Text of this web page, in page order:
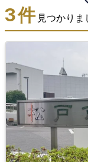
会社概要
札幌市
3件 見つかりま